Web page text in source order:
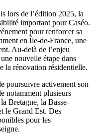
lors de l’édition 2025, la
important pour Caséo.
pour renforcer sa
en Île-de-France, une
Au-delà de l’enjeu
nouvelle étape dans
la rénovation résidentielle.
poursuivre activement son
notamment plusieurs
Bretagne, la Basse-
le Grand Est. Des
pour les